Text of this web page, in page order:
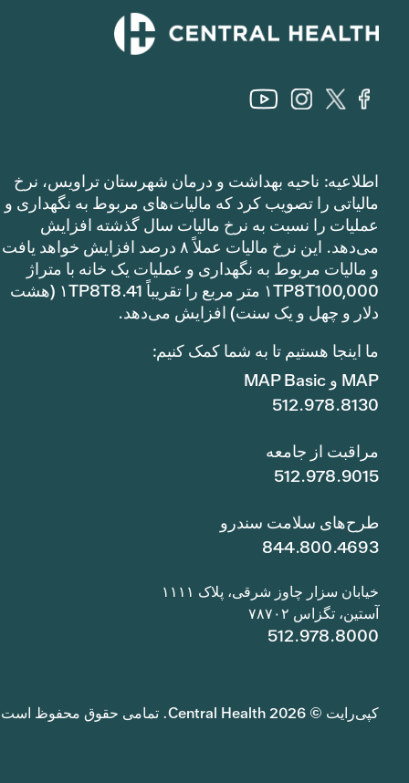
اطلاعیه: ناحیه بهداشت و درمان شهرستان تراویس، نرخ
مالیاتی را تصویب کرد که مالیات‌های مربوط به نگهداری و
عملیات را نسبت به نرخ مالیات سال گذشته افزایش
می‌دهد. این نرخ مالیات عملاً ۸ درصد افزایش خواهد یافت
و مالیات مربوط به نگهداری و عملیات یک خانه با متراژ
۱TP8T100,000 متر مربع را تقریباً ۱TP8T8.41 (هشت
دلار و چهل و یک سنت) افزایش می‌دهد.
ما اینجا هستیم تا به شما کمک کنیم:
MAP و MAP Basic
512.978.8130
مراقبت از جامعه
512.978.9015
طرح‌های سلامت سندرو
844.800.4693
خیابان سزار چاوز شرقی، پلاک ۱۱۱۱
آستین، تگزاس ۷۸۷۰۲
512.978.8000
کپی‌رایت © 2026 Central Health. تمامی حقوق محفوظ است.